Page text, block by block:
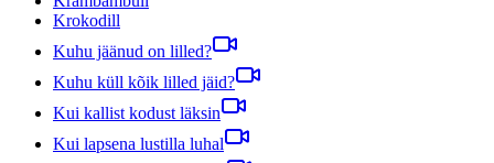
Krokodill
Kuhu jäänud on lilled?
Kuhu küll kõik lilled jäid?
Kui kallist kodust läksin
Kui lapsena lustilla luhal